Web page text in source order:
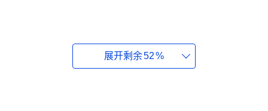
展开剩余52%